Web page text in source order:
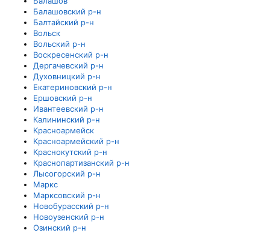
Балашовский р-н
Балтайский р-н
Вольск
Вольский р-н
Воскресенский р-н
Дергачевский р-н
Духовницкий р-н
Екатериновский р-н
Ершовский р-н
Ивантеевский р-н
Калининский р-н
Красноармейск
Красноармейский р-н
Краснокутский р-н
Краснопартизанский р-н
Лысогорский р-н
Маркс
Марксовский р-н
Новобурасский р-н
Новоузенский р-н
Озинский р-н